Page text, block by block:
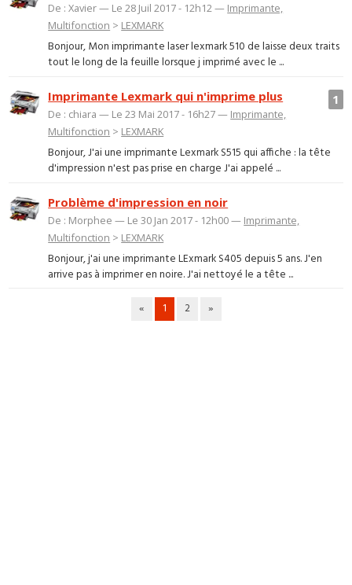
De : Xavier — Le 28 Juil 2017 - 12h12 — Imprimante,
Multifonction > LEXMARK
Bonjour, Mon imprimante laser lexmark 510 de laisse deux traits
tout le long de la feuille lorsque j imprimé avec le ...
1
Imprimante Lexmark qui n'imprime plus
De : chiara — Le 23 Mai 2017 - 16h27 — Imprimante,
Multifonction > LEXMARK
Bonjour, J'ai une imprimante Lexmark S515 qui affiche : la tête
d'impression n'est pas prise en charge J'ai appelé ...
Problème d'impression en noir
De : Morphee — Le 30 Jan 2017 - 12h00 — Imprimante,
Multifonction > LEXMARK
Bonjour, j'ai une imprimante LExmark S405 depuis 5 ans. J'en
arrive pas à imprimer en noire. J'ai nettoyé le a tête ...
« 1 2 »